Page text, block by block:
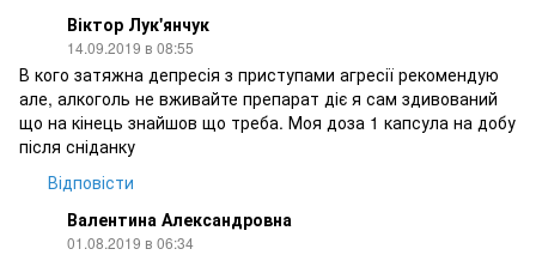
Віктор Лук'янчук
14.09.2019 в 08:55
В кого затяжна депресія з приступами агресії рекомендую
але, алкоголь не вживайте препарат діє я сам здивований
що на кінець знайшов що треба. Моя доза 1 капсула на добу
після сніданку
Відповісти
Валентина Александровна
01.08.2019 в 06:34